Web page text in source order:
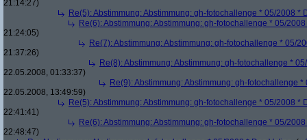
21:14:27)
Re(5): Abstimmung: Abstimmung: gh-fotochallenge * 05/2008 *
Re(6): Abstimmung: Abstimmung: gh-fotochallenge * 05/
21:24:05)
Re(7): Abstimmung: Abstimmung: gh-fotochallenge * 05/
21:37:26)
Re(8): Abstimmung: Abstimmung: gh-fotochallenge *
22.05.2008, 01:33:37)
Re(9): Abstimmung: Abstimmung: gh-fotochallenge
22.05.2008, 13:49:59)
Re(5): Abstimmung: Abstimmung: gh-fotochallenge * 05/2008 *
22:41:41)
Re(6): Abstimmung: Abstimmung: gh-fotochallenge * 05/
22:48:47)